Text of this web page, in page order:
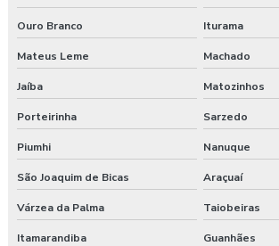
Pgr segurança do trabalho nr
Pgr segurança do trabalho nr 01
Pgr segurança do trabalho valor
Pgrtr nr 31
Plano de atendimento a emergência
Plano de atendimento a emergência em obras
Ouro Branco Iturama
Mateus Leme Machado
Jaíba Matozinhos
Porteirinha Sarzedo
Piumhi Nanuque
São Joaquim de Bicas Araçuaí
Várzea da Palma Taiobeiras
Itamarandiba Guanhães